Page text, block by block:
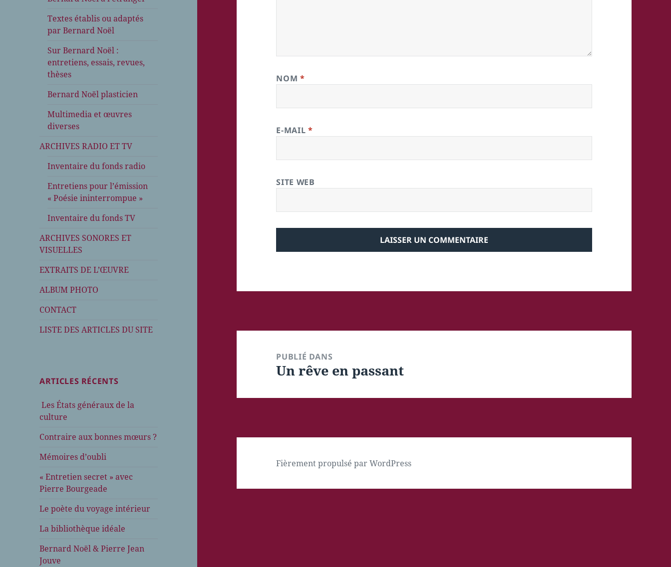
Textes établis ou adaptés
par Bernard Noël
Sur Bernard Noël :
entretiens, essais, revues,
thèses
Bernard Noël plasticien
Multimedia et œuvres
diverses
ARCHIVES RADIO ET TV
Inventaire du fonds radio
Entretiens pour l’émission
« Poésie ininterrompue »
Inventaire du fonds TV
ARCHIVES SONORES ET
VISUELLES
EXTRAITS DE L’ŒUVRE
ALBUM PHOTO
CONTACT
LISTE DES ARTICLES DU SITE
ARTICLES RÉCENTS
Les États généraux de la
culture
Contraire aux bonnes mœurs ?
Mémoires d’oubli
« Entretien secret » avec
Pierre Bourgeade
Le poète du voyage intérieur
La bibliothèque idéale
Bernard Noël & Pierre Jean
Jouve
NOM *
E-MAIL *
SITE WEB
PUBLIÉ DANS
Un rêve en passant
Fièrement propulsé par WordPress